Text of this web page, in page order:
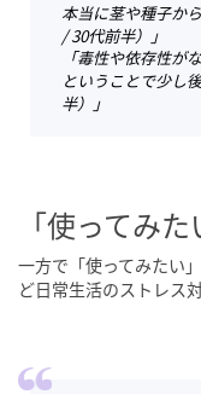
本当に茎や種子か
/ 30代前半） 」
「毒性や依存性が
ということで少し
半） 」
「使ってみ
一方で「使ってみたい
ど日常生活のストレス